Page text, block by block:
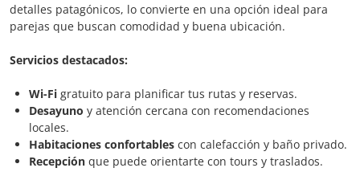
detalles patagónicos, lo convierte en una opción ideal para
parejas que buscan comodidad y buena ubicación.
Servicios destacados:
Wi-Fi gratuito para planificar tus rutas y reservas.
Desayuno y atención cercana con recomendaciones
locales.
Habitaciones confortables con calefacción y baño privado.
Recepción que puede orientarte con tours y traslados.